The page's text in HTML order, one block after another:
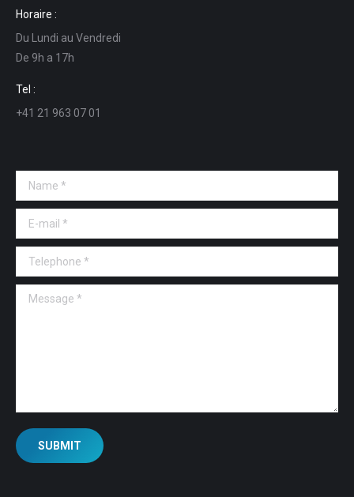
opens
in
new
window
opens
in
new
in
in
Horaire :
Du Lundi au Vendredi
De 9h a 17h
Tel :
+41 21 963 07 01
Name *
E-mail *
Telephone *
Message *
SUBMIT